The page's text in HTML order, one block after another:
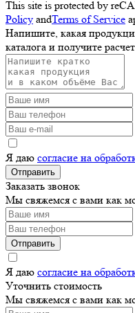
This site is protected by
Policy andTerms of Service
Напишите, какая
каталога и получите расчет
Я даю согласие на
Отправить
Заказать звонок
Мы свяжемся с вами как
Отправить
Я даю согласие на
Уточнить стоимость
Мы свяжемся с вами как